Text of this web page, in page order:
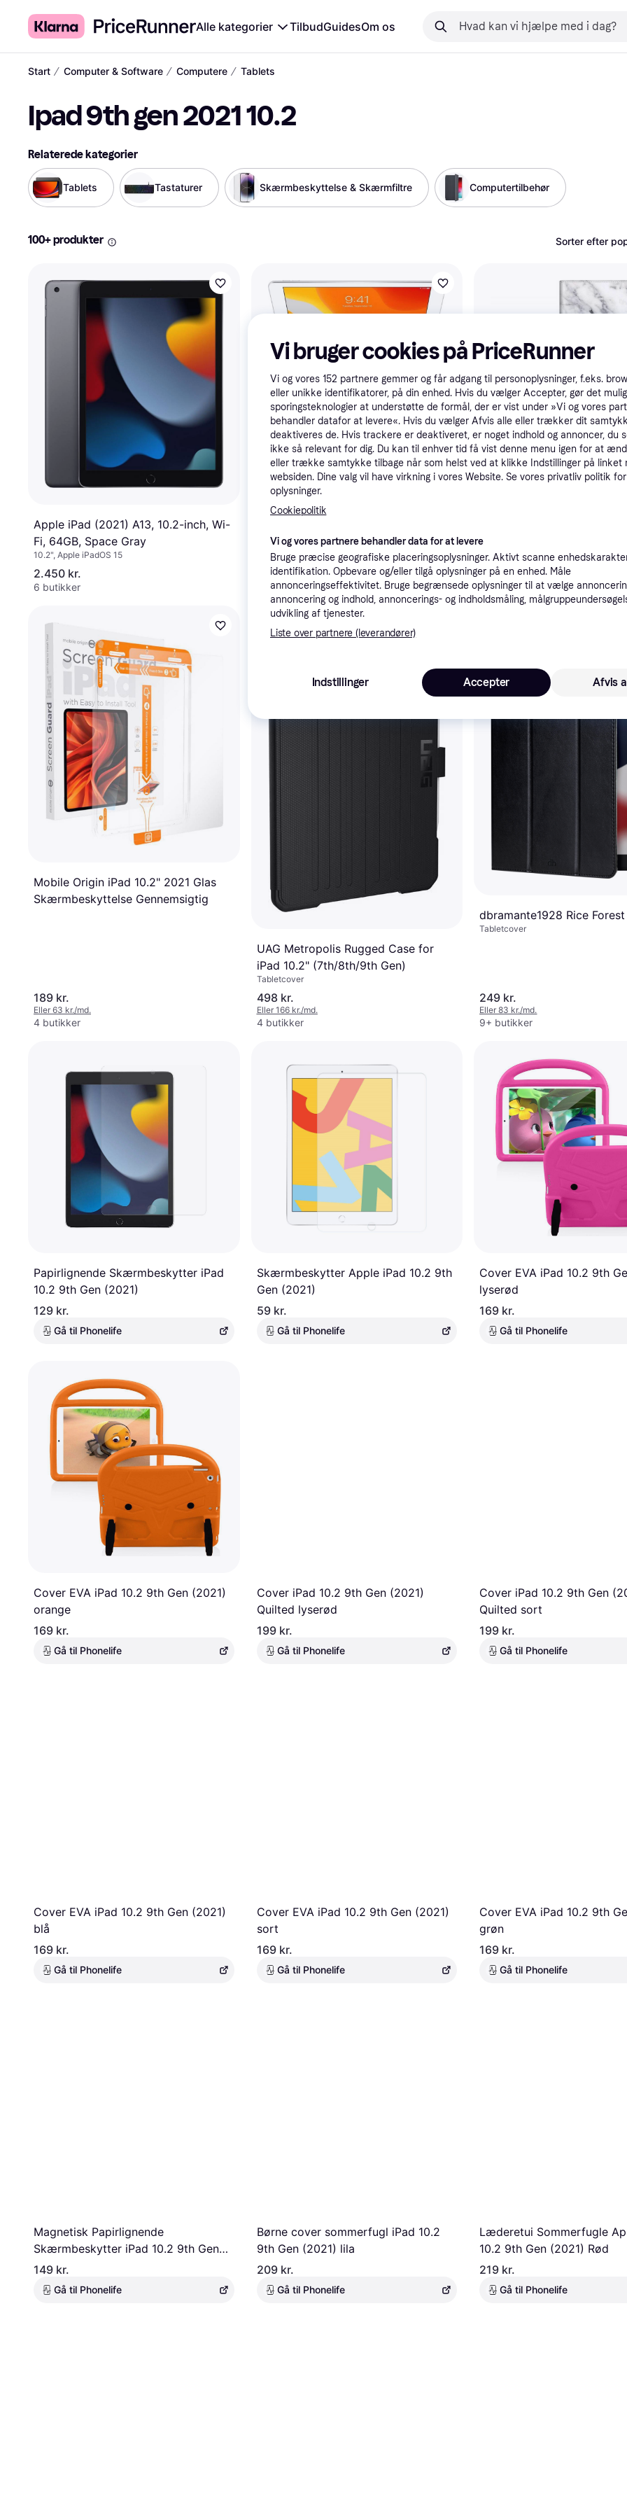
Alle kategorier TilbudGuidesOm os
Start ∕ Computer & Software ∕ Computere ∕ Tablets
Ipad 9th gen 2021 10.2
Relaterede kategorier
Tablets Tastaturer Skærmbeskyttelse & Skærmfiltre Computertilbehør
100+ produkter Sorter efter
Apple iPad (2021) A13, 10.2-inch, Wi-
Fi, 64GB, Space Gray
10.2", Apple iPadOS 15
2.450 kr.
6 butikker
Apple Smart Keyboard for iPad
(Danish)
4.3
Trådløs
599 kr.
Eller 200 kr./md.
9 butikker
Wekity Multi-Angle
140 kr.
1 butik
Mobile Origin iPad 10.2" 2021 Glas
Skærmbeskyttelse Gennemsigtig
189 kr.
Eller 63 kr./md.
4 butikker
UAG Metropolis Rugged Case for
iPad 10.2" (7th/8th/9th Gen)
Tabletcover
498 kr.
Eller 166 kr./md.
4 butikker
dbramante1928 Rice Forest
Tabletcover
249 kr.
Eller 83 kr./md.
9+ butikker
Papirlignende Skærmbeskytter iPad
10.2 9th Gen (2021)
129 kr.
Gå til Phonelife
Skærmbeskytter Apple iPad 10.2 9th
Gen (2021)
59 kr.
Gå til Phonelife
Cover EVA iPad 10.2 9th
lyserød
169 kr.
Gå til Phonelife
Cover EVA iPad 10.2 9th Gen (2021)
orange
169 kr.
Gå til Phonelife
Cover iPad 10.2 9th Gen (2021)
Quilted lyserød
199 kr.
Gå til Phonelife
Cover iPad 10.2 9th Gen
Quilted sort
199 kr.
Gå til Phonelife
Cover EVA iPad 10.2 9th Gen (2021)
blå
169 kr.
Gå til Phonelife
Cover EVA iPad 10.2 9th Gen (2021)
sort
169 kr.
Gå til Phonelife
Cover EVA iPad 10.2 9th
grøn
169 kr.
Gå til Phonelife
Magnetisk Papirlignende
Skærmbeskytter iPad 10.2 9th Gen
(2021)
149 kr.
Gå til Phonelife
Børne cover sommerfugl iPad 10.2
9th Gen (2021) lila
209 kr.
Gå til Phonelife
Læderetui Sommerfugle
10.2 9th Gen (2021) Rød
219 kr.
Gå til Phonelife
Vi bruger cookies på PriceRunner
Vi og vores 152 partnere gemmer og får adgang til personoplysninger, f.eks.
eller unikke identifikatorer, på din enhed. Hvis du vælger Accepter, gør det
sporingsteknologier at understøtte de formål, der er vist under »Vi og vores
behandler datafor at levere«. Hvis du vælger Afvis alle eller trækker dit
deaktiveres de. Hvis trackere er deaktiveret, er noget indhold og annoncer, du
ikke så relevant for dig. Du kan til enhver tid få vist denne menu igen for at
eller trække samtykke tilbage når som helst ved at klikke Indstillinger på linket
websiden. Dine valg vil have virkning i vores Website. Se vores privatliv politik
oplysninger.
Cookiepolitik
Vi og vores partnere behandler data for at levere
Bruge præcise geografiske placeringsoplysninger. Aktivt scanne
identifikation. Opbevare og/eller tilgå oplysninger på en enhed. Måle
annonceringseffektivitet. Bruge begrænsede oplysninger til at vælge
annoncering og indhold, annoncerings- og indholdsmåling,
udvikling af tjenester.
Liste over partnere (leverandører)
Indstillinger Afvis
Accepter